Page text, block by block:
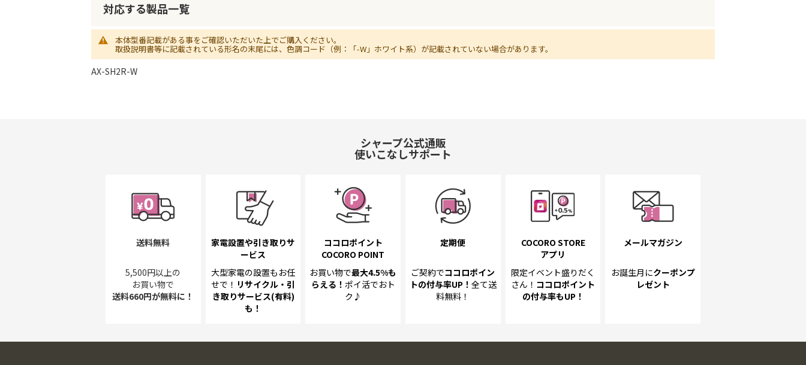
ャ
ラ
の
対応する製品一覧
本体型番記載がある事をご確認いただいた上でご購入ください。
取扱説明書等に記載されている形名の末尾には、色調コード（例：「-W」ホワイト系）が記載されていない場合があります。
AX-SH2R-W
シャープ公式通販
使いこなしサポート
送料無料
5,500円以上の
お買い物で
送料660円が無料に！
家電設置や引き取りサ
ービス
大型家電の設置も お任
せで！ リサイクル・引
き取りサービス(有料)
も！
ココロポイント
COCORO POINT
お買い物で最大4.5%も
らえる！ ポイ活でおト
ク♪
定期便
ご契約でココロポイン
トの付与率UP！ 全て送
料無料！
COCORO STORE
アプリ
限定イベント盛りだく
さん！ ココロポイント
の付与率もUP！
メールマガジン
お誕生月にクーポンプ
レゼント